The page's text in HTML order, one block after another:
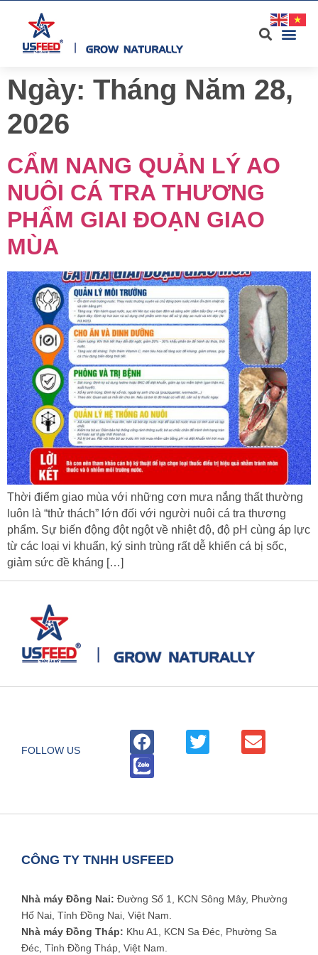
Ngày: Tháng Năm 28,
2026
CẨM NANG QUẢN LÝ AO
NUÔI CÁ TRA THƯƠNG
PHẨM GIAI ĐOẠN GIAO
MÙA
Thời điểm giao mùa với những cơn mưa nắng thất thường
luôn là “thử thách” lớn đối với người nuôi cá tra thương
phẩm. Sự biến động đột ngột về nhiệt độ, độ pH cùng áp lực
từ các loại vi khuẩn, ký sinh trùng rất dễ khiến cá bị sốc,
giảm sức đề kháng […]
FOLLOW US
CÔNG TY TNHH USFEED
Nhà máy Đồng Nai: Đường Số 1, KCN Sông Mây, Phường
Hố Nai, Tỉnh Đồng Nai, Việt Nam.
Nhà máy Đồng Tháp: Khu A1, KCN Sa Đéc, Phường Sa
Đéc, Tỉnh Đồng Tháp, Việt Nam.